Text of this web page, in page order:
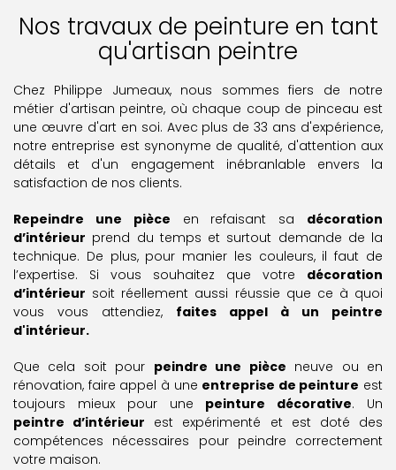
Nos travaux de peinture en tant
qu'artisan peintre
Chez Philippe Jumeaux, nous sommes fiers de notre
métier d'artisan peintre, où chaque coup de pinceau est
une œuvre d'art en soi. Avec plus de 33 ans d'expérience,
notre entreprise est synonyme de qualité, d'attention aux
détails et d'un engagement inébranlable envers la
satisfaction de nos clients.
Repeindre une pièce en refaisant sa décoration
d’intérieur prend du temps et surtout demande de la
technique. De plus, pour manier les couleurs, il faut de
l’expertise. Si vous souhaitez que votre décoration
d’intérieur soit réellement aussi réussie que ce à quoi
vous vous attendiez, faites appel à un peintre
d'intérieur.
Que cela soit pour peindre une pièce neuve ou en
rénovation, faire appel à une entreprise de peinture est
toujours mieux pour une peinture décorative. Un
peintre d’intérieur est expérimenté et est doté des
compétences nécessaires pour peindre correctement
votre maison.